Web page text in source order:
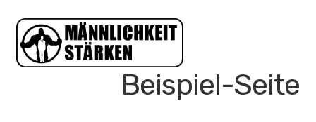
Zur
Navigation
springen
Zum
Inhalt
springen
Beispiel-Seite